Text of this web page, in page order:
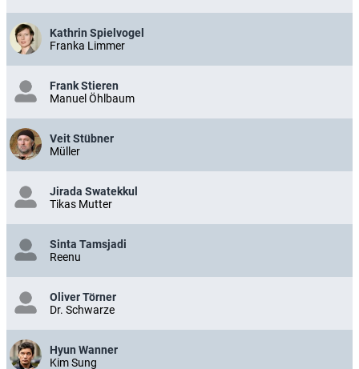
Kathrin Spielvogel
Franka Limmer
Frank Stieren
Manuel Öhlbaum
Veit Stübner
Müller
Jirada Swatekkul
Tikas Mutter
Sinta Tamsjadi
Reenu
Oliver Törner
Dr. Schwarze
Hyun Wanner
Kim Sung